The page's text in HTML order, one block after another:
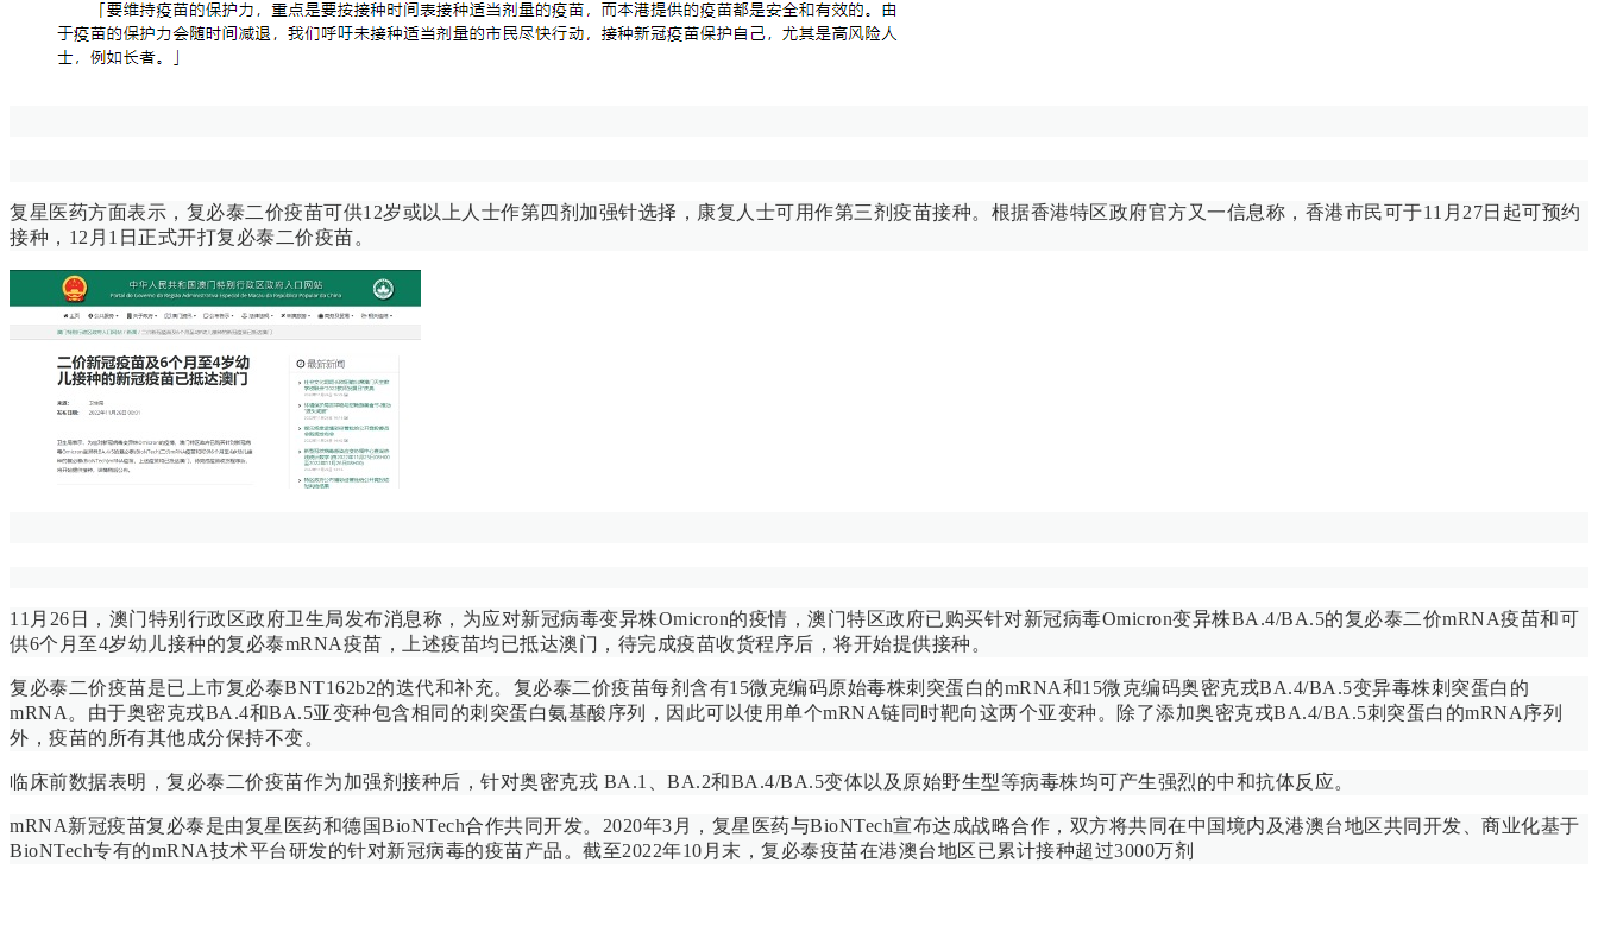
复星医药方面表示，复必泰二价疫苗可供12岁或以上人士作第四剂加强针选择，康复人士可用作第三剂疫苗接种。根据香港特区政府官方又一信息称，香港市民可于11月27日起可预约
接种，12月1日正式开打复必泰二价疫苗。
11月26日，澳门特别行政区政府卫生局发布消息称，为应对新冠病毒变异株Omicron的疫情，澳门特区政府已购买针对新冠病毒Omicron变异株BA.4/BA.5的复必泰二价mRNA疫苗和可
供6个月至4岁幼儿接种的复必泰mRNA疫苗，上述疫苗均已抵达澳门，待完成疫苗收货程序后，将开始提供接种。
复必泰二价疫苗是已上市复必泰BNT162b2的迭代和补充。复必泰二价疫苗每剂含有15微克编码原始毒株刺突蛋白的mRNA和15微克编码奥密克戎BA.4/BA.5变异毒株刺突蛋白的
mRNA。由于奥密克戎BA.4和BA.5亚变种包含相同的刺突蛋白氨基酸序列，因此可以使用单个mRNA链同时靶向这两个亚变种。除了添加奥密克戎BA.4/BA.5刺突蛋白的mRNA序列
外，疫苗的所有其他成分保持不变。
临床前数据表明，复必泰二价疫苗作为加强剂接种后，针对奥密克戎 BA.1、BA.2和BA.4/BA.5变体以及原始野生型等病毒株均可产生强烈的中和抗体反应。
mRNA新冠疫苗复必泰是由复星医药和德国BioNTech合作共同开发。2020年3月，复星医药与BioNTech宣布达成战略合作，双方将共同在中国境内及港澳台地区共同开发、商业化基于
BioNTech专有的mRNA技术平台研发的针对新冠病毒的疫苗产品。截至2022年10月末，复必泰疫苗在港澳台地区已累计接种超过3000万剂